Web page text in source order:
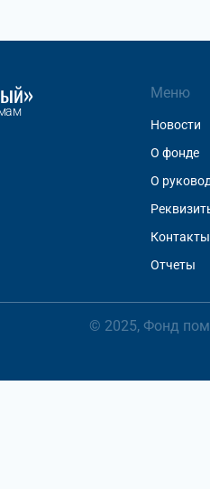
Меню
Новости
О фонде
О
Контакты
Отчеты
© 2025, Фонд